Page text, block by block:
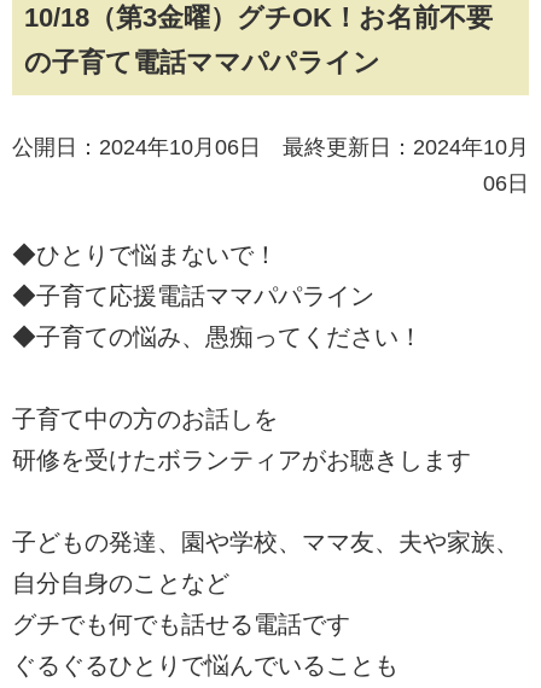
10/18（第3金曜）グチOK！お名前不要
の子育て電話ママパパライン
公開日：2024年10月06日 最終更新日：2024年10月
06日
◆ひとりで悩まないで！
◆子育て応援電話ママパパライン
◆子育ての悩み、愚痴ってください！
子育て中の方のお話しを
研修を受けたボランティアがお聴きします
子どもの発達、園や学校、ママ友、夫や家族、
自分自身のことなど
グチでも何でも話せる電話です
ぐるぐるひとりで悩んでいることも